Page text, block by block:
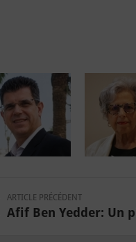
ARTICLE PRÉCÉDENT
Afif Ben Yedder: Un